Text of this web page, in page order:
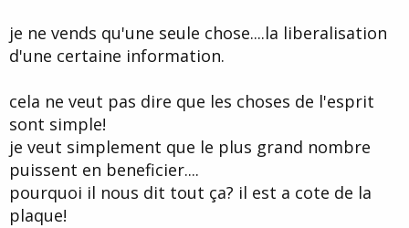
je ne vends qu'une seule chose....la liberalisation
d'une certaine information.
cela ne veut pas dire que les choses de l'esprit
sont simple!
je veut simplement que le plus grand nombre
puissent en beneficier....
pourquoi il nous dit tout ça? il est a cote de la
plaque!